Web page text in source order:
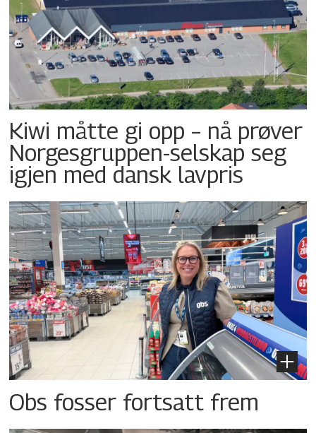
Kiwi måtte gi opp – nå prøver
Norgesgruppen-selskap seg
igjen med dansk lavpris
Obs fosser fortsatt frem